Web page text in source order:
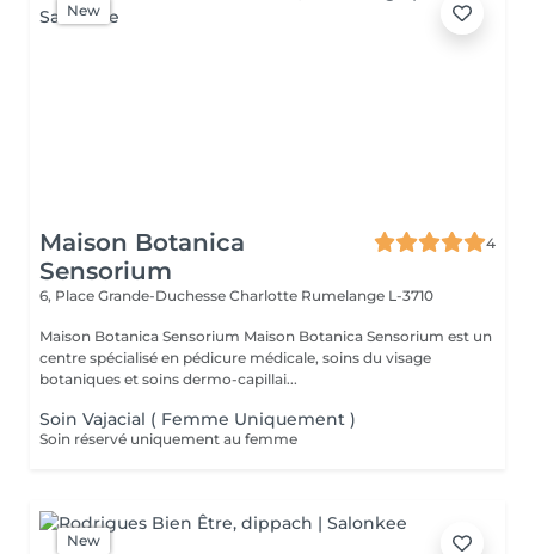
New
Maison Botanica
Sensorium
4
6, Place Grande-Duchesse Charlotte Rumelange L-3710
Maison Botanica Sensorium Maison Botanica Sensorium est un
centre spécialisé en pédicure médicale, soins du visage
botaniques et soins dermo-capillai...
Soin Vajacial ( Femme Uniquement )
Soin réservé uniquement au femme
New